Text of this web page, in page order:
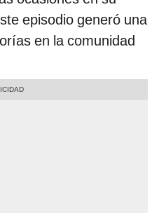
episodio generó una
en la comunidad